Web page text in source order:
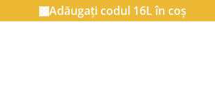
Adăugați codul 16Lîn coș